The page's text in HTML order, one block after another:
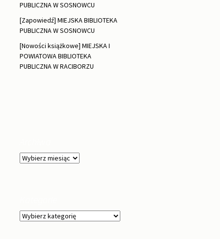
PUBLICZNA W SOSNOWCU
[Zapowiedź] MIEJSKA BIBLIOTEKA
PUBLICZNA W SOSNOWCU
[Nowości książkowe] MIEJSKA I
POWIATOWA BIBLIOTEKA
PUBLICZNA W RACIBORZU
Archiwa
Kategorie